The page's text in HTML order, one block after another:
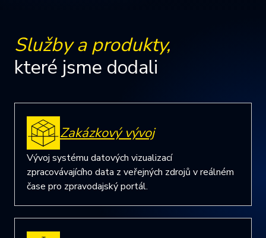
Služby a produkty,
které jsme dodali
Zakázkový vývoj
Vývoj systému datových vizualizací
zpracovávajícího data z veřejných zdrojů v reálném
čase pro zpravodajský portál.